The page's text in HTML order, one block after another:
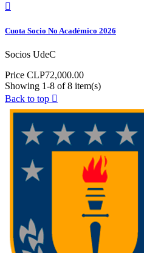

Cuota Socio No Académico 2026
Socios UdeC
Price CLP72,000.00
Showing 1-8 of 8 item(s)
Back to top 